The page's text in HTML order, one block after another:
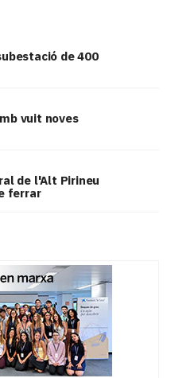
de 400
vuit noves
de l'Alt Pirineu
ferrar